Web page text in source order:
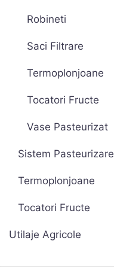
Robineti
Saci Filtrare
Termoplonjoane
Tocatori Fructe
Vase Pasteurizat
Sistem Pasteurizare
Termoplonjoane
Tocatori Fructe
Utilaje Agricole